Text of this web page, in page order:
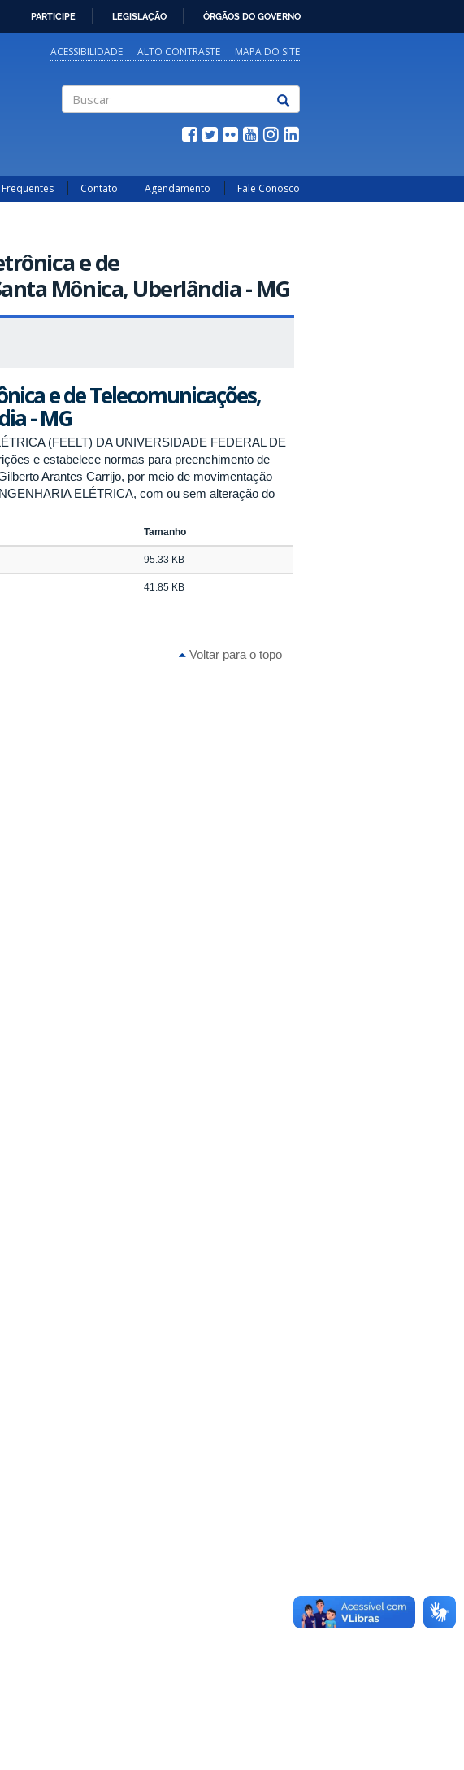
PARTICIPE LEGISLAÇÃO ÓRGÃOS DO GOVERNO
ACESSIBILIDADE ALTO CONTRASTE MAPA DO SITE
Contato Agendamento Fale Conosco
e de
Mônica, Uberlândia - MG
e de Telecomunicações,
- MG
(FEELT) DA UNIVERSIDADE FEDERAL DE
e estabelece normas para preenchimento de
Arantes Carrijo, por meio de movimentação
ELÉTRICA, com ou sem alteração do
Tamanho
95.33 KB
41.85 KB
Voltar para o topo